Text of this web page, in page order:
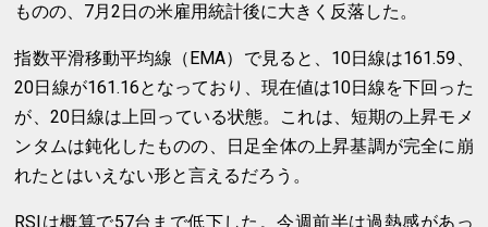
ものの、7月2日の米雇用統計後に大きく反落した。
指数平滑移動平均線（EMA）で見ると、10日線は161.59、
20日線が161.16となっており、現在値は10日線を下回った
が、20日線は上回っている状態。これは、短期の上昇モメ
ンタムは鈍化したものの、日足全体の上昇基調が完全に崩
れたとはいえない形と言えるだろう。
RSIは概算で57台まで低下した。今週前半は過熱感があっ